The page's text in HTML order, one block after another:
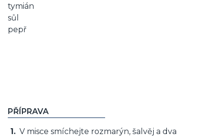
tymián
sůl
pepř
PŘÍPRAVA
V misce smíchejte rozmarýn, šalvěj a dva